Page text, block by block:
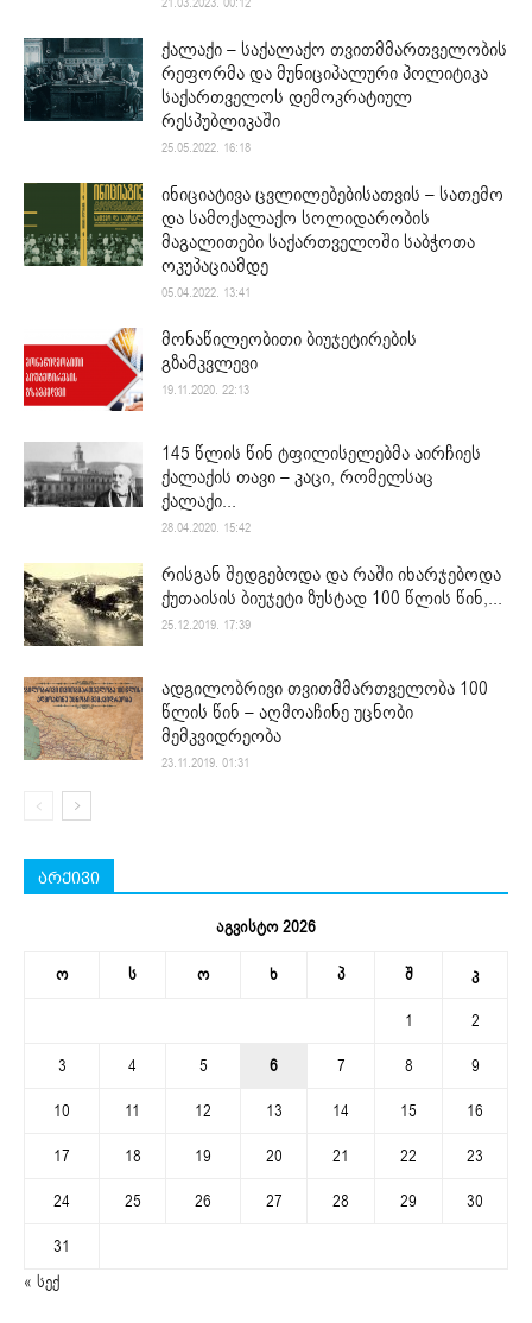
ქალაქი – საქალაქო თვითმმართველობის
რეფორმა და მუნიციპალური პოლიტიკა
საქართველოს დემოკრატიულ
რესპუბლიკაში
25.05.2022. 16:18
ინიციატივა ცვლილებებისათვის – სათემო
და სამოქალაქო სოლიდარობის
მაგალითები საქართველოში საბჭოთა
ოკუპაციამდე
05.04.2022. 13:41
მონაწილეობითი ბიუჯეტირების
გზამკვლევი
19.11.2020. 22:13
145 წლის წინ ტფილისელებმა აირჩიეს
ქალაქის თავი – კაცი, რომელსაც
ქალაქი...
28.04.2020. 15:42
რისგან შედგებოდა და რაში იხარჯებოდა
ქუთაისის ბიუჯეტი ზუსტად 100 წლის წინ,...
25.12.2019. 17:39
ადგილობრივი თვითმმართველობა 100
წლის წინ – აღმოაჩინე უცნობი
მემკვიდრეობა
23.11.2019. 01:31
არქივი
აგვისტო 2026
ო ს ო ხ პ შ კ
1
2
3
4 5 6 7 8
9
10
11 12 13 14 15
16
17
18 19 20 21 22
23
24
25 26 27 28 29
30
31
« სექ